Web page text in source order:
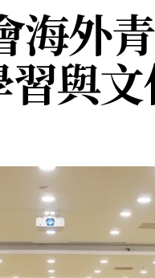
海外
與